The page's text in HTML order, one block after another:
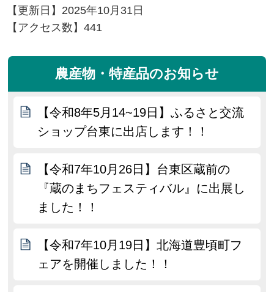
【更新日】 2025年10月31日
【アクセス数】441
農産物・特産品のお知らせ
【令和8年5月14~19日】ふるさと交流
ショップ台東に出店します！！
【令和7年10月26日】台東区蔵前の
『蔵のまちフェスティバル』に出展し
ました！！
【令和7年10月19日】北海道豊頃町フ
ェアを開催しました！！